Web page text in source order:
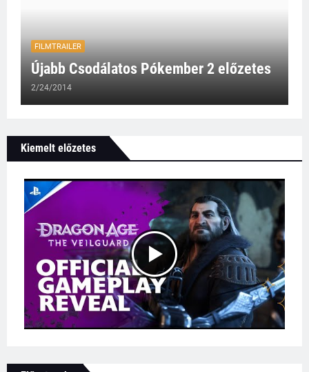
FILMTRAILER
Újabb Csodálatos Pókember 2 előzetes
2/24/2014
Kiemelt előzetes